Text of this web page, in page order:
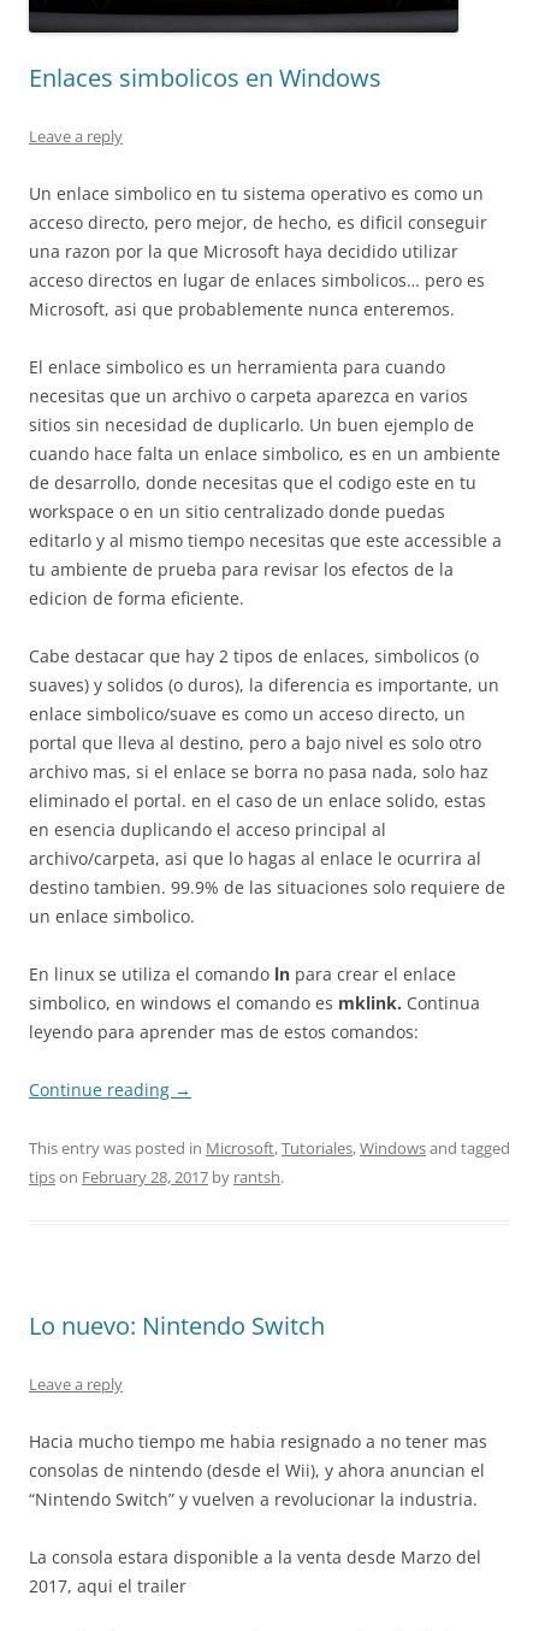
Enlaces simbolicos en Windows
Leave a reply
Un enlace simbolico en tu sistema operativo es como un
acceso directo, pero mejor, de hecho, es dificil conseguir
una razon por la que Microsoft haya decidido utilizar
acceso directos en lugar de enlaces simbolicos… pero es
Microsoft, asi que probablemente nunca enteremos.
El enlace simbolico es un herramienta para cuando
necesitas que un archivo o carpeta aparezca en varios
sitios sin necesidad de duplicarlo. Un buen ejemplo de
cuando hace falta un enlace simbolico, es en un ambiente
de desarrollo, donde necesitas que el codigo este en tu
workspace o en un sitio centralizado donde puedas
editarlo y al mismo tiempo necesitas que este accessible a
tu ambiente de prueba para revisar los efectos de la
edicion de forma eficiente.
Cabe destacar que hay 2 tipos de enlaces, simbolicos (o
suaves) y solidos (o duros), la diferencia es importante, un
enlace simbolico/suave es como un acceso directo, un
portal que lleva al destino, pero a bajo nivel es solo otro
archivo mas, si el enlace se borra no pasa nada, solo haz
eliminado el portal. en el caso de un enlace solido, estas
en esencia duplicando el acceso principal al
archivo/carpeta, asi que lo hagas al enlace le ocurrira al
destino tambien. 99.9% de las situaciones solo requiere de
un enlace simbolico.
En linux se utiliza el comando ln para crear el enlace
simbolico, en windows el comando es mklink. Continua
leyendo para aprender mas de estos comandos:
Continue reading →
This entry was posted in Microsoft,Tutoriales,Windowsand tagged
tipson February 28, 2017 by rantsh.
Lo nuevo: Nintendo Switch
Leave a reply
Hacia mucho tiempo me habia resignado a no tener mas
consolas de nintendo (desde el Wii), y ahora anuncian el
“Nintendo Switch” y vuelven a revolucionar la industria.
La consola estara disponible a la venta desde Marzo del
2017, aqui el trailer